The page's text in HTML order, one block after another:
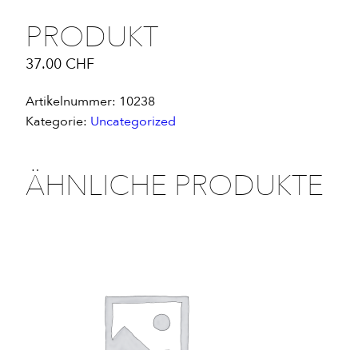
PRODUKT
37.00 CHF
Artikelnummer: 10238
Kategorie: Uncategorized
ÄHNLICHE PRODUKTE